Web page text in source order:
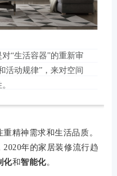
“生活容器”的重新审
活动规律”，来对空间
精神需求和生活品质。
年的家居装修流行趋
化和智能化。